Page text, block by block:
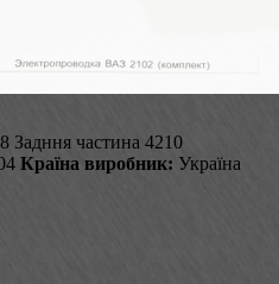
Задння частина 4210
Країна виробник: Україна